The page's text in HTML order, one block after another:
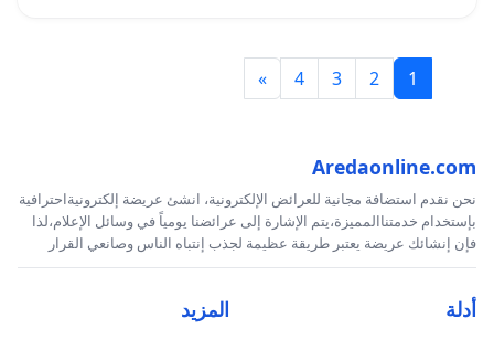
1
2
3
4
»
Aredaonline.com
نحن نقدم استضافة مجانية للعرائض الإلكترونية، انشئ عريضة إلكترونيةاحترافية
بإستخدام خدمتناالمميزة،يتم الإشارة إلى عرائضنا يومياً في وسائل الإعلام،لذا
فإن إنشائك عريضة يعتبر طريقة عظيمة لجذب إنتباه الناس وصانعي القرار
أدلة المزيد